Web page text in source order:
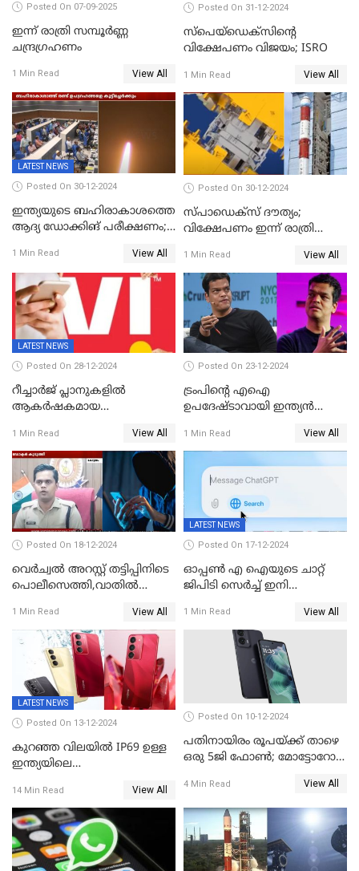
Posted On 07-09-2025
ഇന്ന് രാത്രി സമ്പൂര്‍ണ്ണ
ചന്ദ്രഗ്രഹണം
1 Min Read View All
Posted On 31-12-2024
സ്‌പെയ്‌ഡെക്‌സിൻ്റെ
വിക്ഷേപണം വിജയം; ISRO
1 Min Read View All
LATEST NEWS
Posted On 30-12-2024
ഇന്ത്യയുടെ ബഹിരാകാശത്തെ
ആദ്യ ഡോക്കിങ് പരീക്ഷണം;
വിജയം
1 Min Read View All
Posted On 30-12-2024
സ്പാഡെക്‌സ് ദൗത്യം;
വിക്ഷേപണം ഇന്ന് രാത്രി
1 Min Read View All
LATEST NEWS
Posted On 28-12-2024
റീച്ചാര്‍ജ് പ്ലാനുകളില്‍
ആകർഷകമായ
വരുത്തി വിഐ
1 Min Read View All
Posted On 23-12-2024
ട്രംപിന്റെ എഐ
ഉപദേഷ്ടാവായി ഇന്ത്യൻ
1 Min Read View All
Posted On 18-12-2024
വെർച്വൽ അറസ്റ്റ് തട്ടിപ്പിനിടെ
പൊലീസെത്തി,വാതില്‍
ഡോക്ടർ വിസമ്മതിച്ചിട്ടും
ഫോൺ വാങ്ങി;
നിർണായകമായത് ബാങ്കിന്റെ
സംശയം
1 Min Read View All
LATEST NEWS
Posted On 17-12-2024
ഓപ്പൺ എ ഐയുടെ ചാറ്റ്
ജിപിടി സെർച്ച് ഇനി
ഉപയോഗിക്കാം
1 Min Read View All
LATEST NEWS
Posted On 13-12-2024
കുറഞ്ഞ വിലയിൽ IP69 ഉള്ള
ഇന്ത്യയിലെ
സ്‌കാനര്‍, എല്‍ഇഡി
ഫ്‌ളാഷിനൊപ്പം രണ്ട് കാമറ
സെന്‍സറുകള്‍; റിയല്‍മി 14
എക്‌സ് 18ന് വിപണിയില്‍
14 Min Read View All
Posted On 10-12-2024
പതിനായിരം രൂപയ്ക്ക് താഴെ
ഒരു 5ജി ഫോൺ; മോട്ടോറോള
അവതരിപ്പിച്ചു
4 Min Read View All